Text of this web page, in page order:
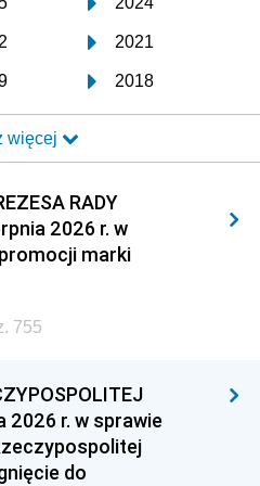
2021
2018
2015
2012
2009
2006
1994
1991
więcej
RADY
2026 r. w
marki
755
2026 r. w sprawie
do